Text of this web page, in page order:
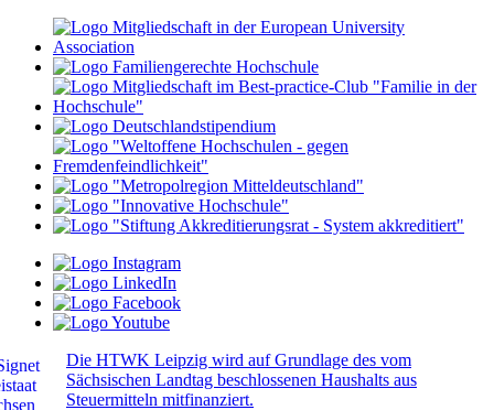
Die HTWK Leipzig wird auf Grundlage des vom
Sächsischen Landtag beschlossenen Haushalts aus
Steuermitteln mitfinanziert.